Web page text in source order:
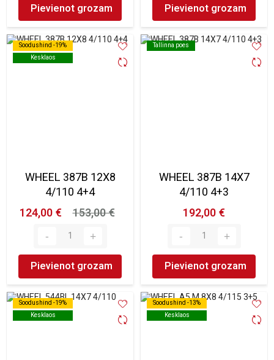
Pievienot grozam Pievienot grozam
Soodushind -19%
Kesklaos
Soodushind -19%
Kesklaos
WHEEL 387B 12X8
4/110 4+4
124,00 €
153,00 €
Pievienot grozam
Tallinna poes
Tallinna poes
WHEEL 387B 14X7
4/110 4+3
192,00 €
Pievienot grozam
Soodushind -19%
Kesklaos
Soodushind -19%
Kesklaos
Soodushind -13%
Kesklaos
Soodushind -13%
Kesklaos